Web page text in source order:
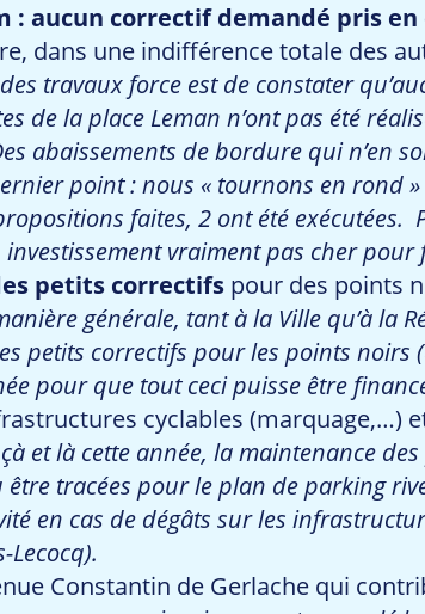
: aucun correctif demandé pris en
dans une indifférence totale des
travaux force est de constater
de la place Leman n’ont pas été
abaissements de bordure qui n’en
point : nous « tournons en rond
faites, 2 ont été exécutées.
vraiment pas cher
petits correctifs pour des points
générale, tant à la Ville qu’à la
petits correctifs pour les points
pour que tout ceci puisse être
cyclables (marquage,…)
et là cette année, la maintenance
tracées pour le plan de parking
en cas de dégâts sur les
Lecocq).
Constantin de Gerlache qui